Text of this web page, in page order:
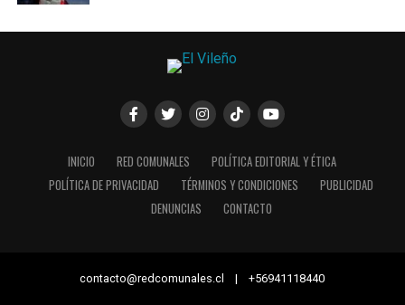
INICIO RED COMUNALES
POLÍTICA EDITORIAL Y ÉTICA
POLÍTICA DE PRIVACIDAD
TÉRMINOS Y CONDICIONES
PUBLICIDAD
DENUNCIAS
CONTACTO
contacto@redcomunales.cl | +56941118440